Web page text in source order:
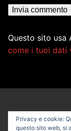
Questo sito usa
come i tuoi dati
Privacy e cookie:
questo sito web, si